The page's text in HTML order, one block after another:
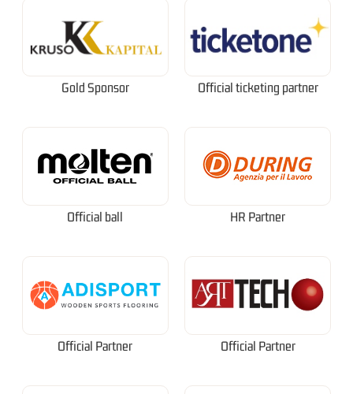
Gold Sponsor Official ticketing partner
Official ball HR Partner
Official Partner Official Partner